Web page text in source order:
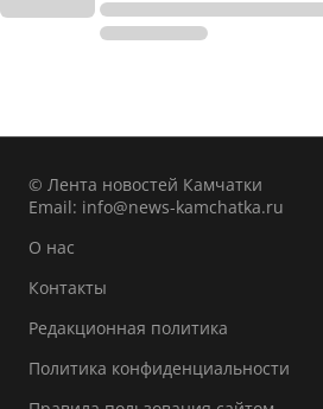
© Лента новостей Камчатки
Email: info@news-kamchatka.ru
О нас
Контакты
Редакционная политика
Политика конфиденциальности